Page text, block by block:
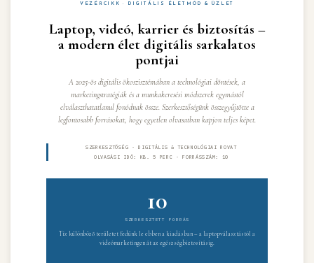
VEZÉRCIKK · DIGITÁLIS ÉLETMÓD & ÜZLET
Laptop, videó, karrier és biztosítás –
a modern élet digitális sarkalatos
pontjai
A 2025-ös digitális ökoszisztémában a technológiai döntések, a
marketingstratégiák és a munkakeresési módszerek egymástól
elválaszthatatlanul fonódnak össze. Szerkesztőségünk összegyűjtötte a
legfontosabb forrásokat, hogy egyetlen olvasatban kapjon teljes képet.
SZERKESZTŐSÉG · DIGITÁLIS & TECHNOLÓGIAI ROVAT
OLVASÁSI IDŐ: KB. 5 PERC · FORRÁSSZÁM: 10
10
SZERKESZTETT FORRÁS
Tíz különböző területet fedünk le ebben a kiadásban – a laptopválasztástól a
videómarketingen át az egészségbiztosításig.